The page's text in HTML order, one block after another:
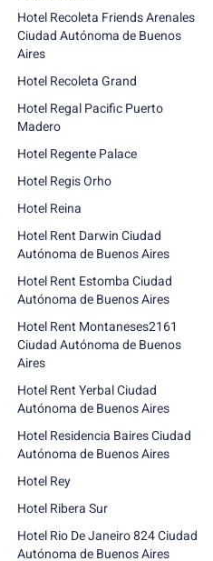
Hotel Recoleta Friends Arenales
Ciudad Autónoma de Buenos
Aires
Hotel Recoleta Grand
Hotel Regal Pacific Puerto
Madero
Hotel Regente Palace
Hotel Regis Orho
Hotel Reina
Hotel Rent Darwin Ciudad
Autónoma de Buenos Aires
Hotel Rent Estomba Ciudad
Autónoma de Buenos Aires
Hotel Rent Montaneses2161
Ciudad Autónoma de Buenos
Aires
Hotel Rent Yerbal Ciudad
Autónoma de Buenos Aires
Hotel Residencia Baires Ciudad
Autónoma de Buenos Aires
Hotel Rey
Hotel Ribera Sur
Hotel Rio De Janeiro 824 Ciudad
Autónoma de Buenos Aires